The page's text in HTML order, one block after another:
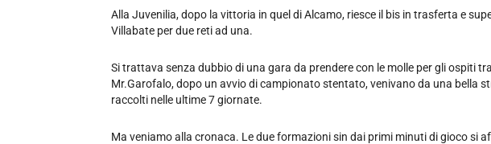
Alla Juvenilia, dopo la vittoria in quel di Alcamo, riesce il bis in trasferta e
Villabate per due reti ad una.
Si trattava senza dubbio di una gara da prendere con le molle per gli ospiti
Mr.Garofalo, dopo un avvio di campionato stentato, venivano da una bella
raccolti nelle ultime 7 giornate.
Ma veniamo alla cronaca. Le due formazioni sin dai primi minuti di gioco si